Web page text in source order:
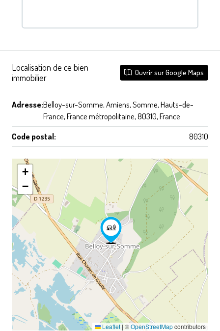
Localisation de ce bien
immobilier
Ouvrir sur Google Maps
Adresse:Belloy-sur-Somme, Amiens, Somme, Hauts-de-
France, France métropolitaine, 80310, France
Code postal:
80310
+
−
Leaflet | ©OpenStreetMapcontributors